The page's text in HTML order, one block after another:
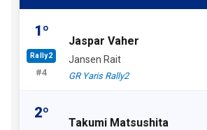
1º
Rally2
#4
Jaspar Vaher
Jansen Rait
GR Yaris Rally2
2º
Takumi Matsushita